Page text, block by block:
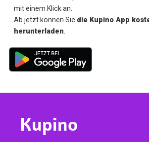
mit einem Klick an.
Ab jetzt können Sie die Kupino App
herunterladen
Kupino